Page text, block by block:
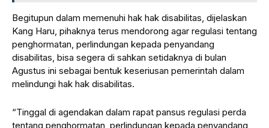
Begitupun dalam memenuhi hak hak disabilitas, dijelaskan
Kang Haru, pihaknya terus mendorong agar regulasi tentang
penghormatan, perlindungan kepada penyandang
disabilitas, bisa segera di sahkan setidaknya di bulan
Agustus ini sebagai bentuk keseriusan pemerintah dalam
melindungi hak hak disabilitas.
“Tinggal di agendakan dalam rapat pansus regulasi perda
tentang penghormatan, perlindungan kepada penyandang